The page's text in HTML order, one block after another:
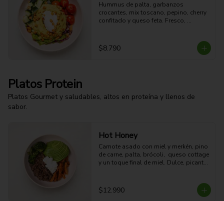
Hummus de palta, garbanzos
crocantes, mix toscano, pepino, cherry
confitado y queso feta. Fresco,
14g Proteina - 31g Carbohidratos -
23g grasa - 10g Fibra - 384 Kcal
$8.790
Platos Protein
Platos Gourmet y saludables, altos en proteína y llenos de
sabor.
Hot Honey
Camote asado con miel y merkén, pino
de carne, palta, brócoli,  queso cottage
y un toque final de miel. Dulce, picante,
35g grasa - 10g Fibra - 686 Kcal
$12.990